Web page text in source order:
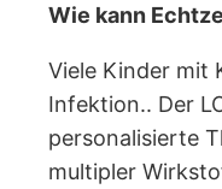
Wie kann
Viele Kinder mit
Infektion.. Der
personalisierte
multipler